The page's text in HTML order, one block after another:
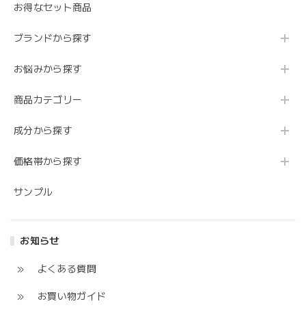
お得なセット商品
ブランドから探す
お悩みから探す
商品カテゴリー
成分から探す
価格帯から探す
サンプル
お知らせ
よくある質問
お買い物ガイド